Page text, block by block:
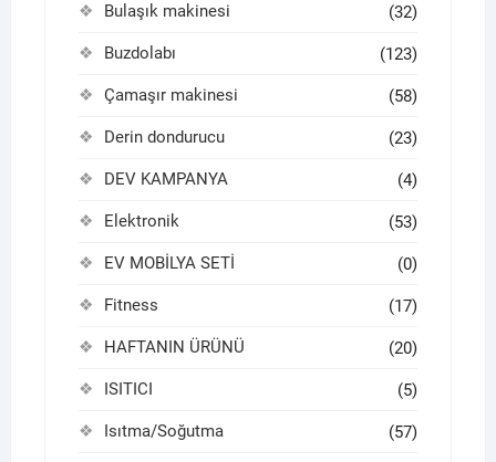
Bulaşık makinesi (32)
Buzdolabı (123)
Çamaşır makinesi (58)
Derin dondurucu (23)
DEV KAMPANYA (4)
Elektronik (53)
EV MOBİLYA SETİ (0)
Fitness (17)
HAFTANIN ÜRÜNÜ (20)
ISITICI (5)
Isıtma/Soğutma (57)